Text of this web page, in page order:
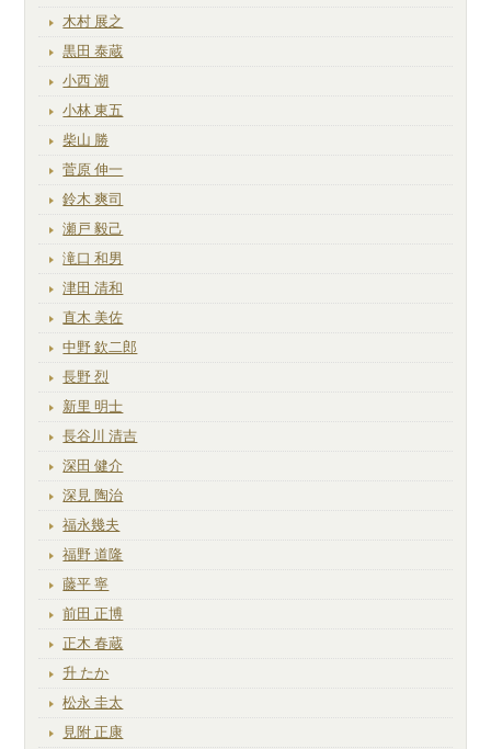
木村 展之
黒田 泰蔵
小西 潮
小林 東五
柴山 勝
菅原 伸一
鈴木 爽司
瀬戸 毅己
滝口 和男
津田 清和
直木 美佐
中野 欽二郎
長野 烈
新里 明士
長谷川 清吉
深田 健介
深見 陶治
福永幾夫
福野 道隆
藤平 寧
前田 正博
正木 春蔵
升 たか
松永 圭太
見附 正康